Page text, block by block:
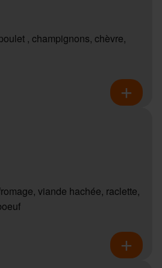
, champignons, chèvre,
viande hachée, raclette,